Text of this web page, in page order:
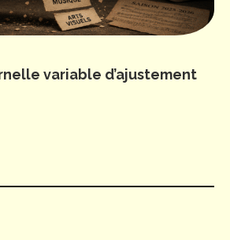
variable d’ajustement